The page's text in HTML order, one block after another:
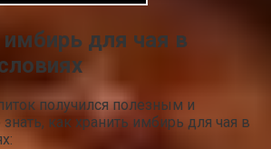
имбирь для чая в
получился полезным и
как хранить имбирь для чая в